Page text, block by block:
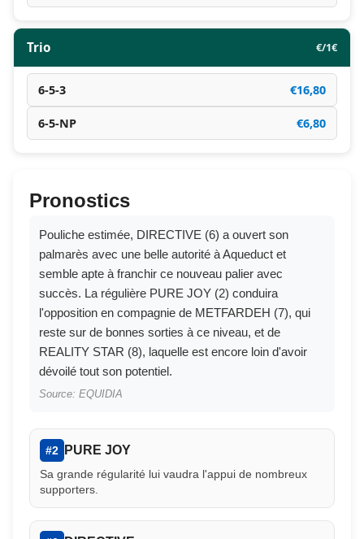
Trio €/1€
6-5-3 €16,80
6-5-NP €6,80
Pronostics
Pouliche estimée, DIRECTIVE (6) a ouvert son
palmarès avec une belle autorité à Aqueduct et
semble apte à franchir ce nouveau palier avec
succès. La régulière PURE JOY (2) conduira
l'opposition en compagnie de METFARDEH (7), qui
reste sur de bonnes sorties à ce niveau, et de
REALITY STAR (8), laquelle est encore loin d'avoir
dévoilé tout son potentiel.
Source: EQUIDIA
#2 PURE JOY
Sa grande régularité lui vaudra l'appui de nombreux
supporters.